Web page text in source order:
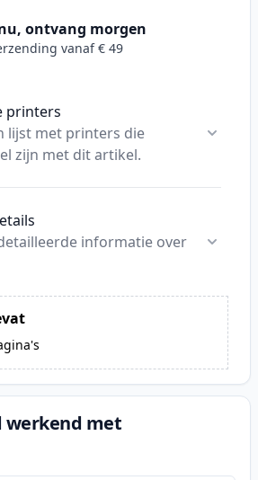
printers
lijst met printers die
zijn met dit artikel.
informatie over
ontvang morgen
vanaf € 49
werkend met